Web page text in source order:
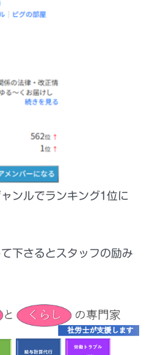
ンルでランキング1位に
下さるとスタッフの励み